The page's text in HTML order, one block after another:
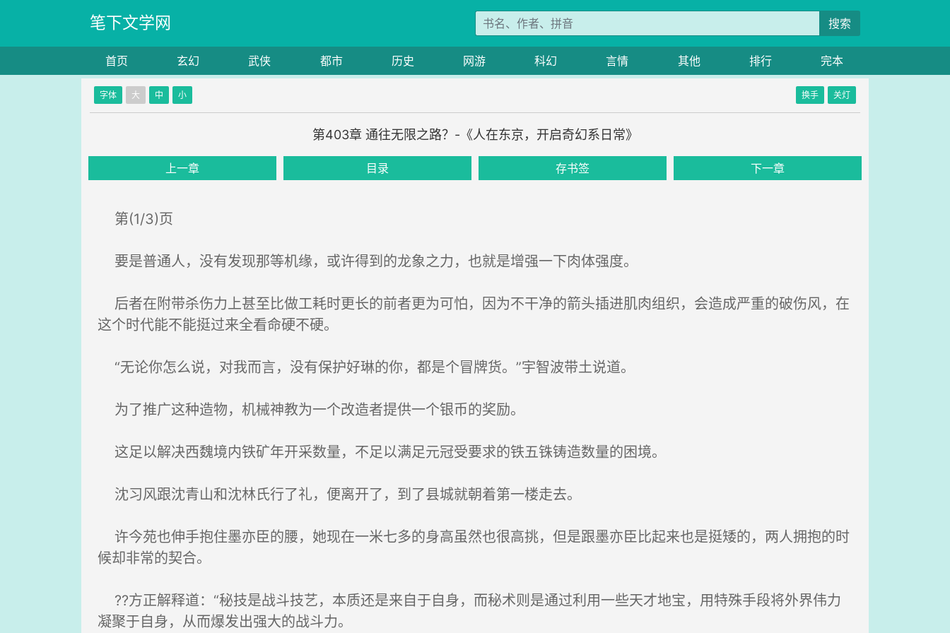
笔下文学网 搜索
首页 玄幻 武侠 都市 历史 网游 科幻 言情 其他 排行 完本
字体 大 中 小 换手 关灯
第403章 通往无限之路？-《人在东京，开启奇幻系日常》
上一章 目录 存书签 下一章
第(1/3)页
要是普通人，没有发现那等机缘，或许得到的龙象之力，也就是增强一下肉体强度。
后者在附带杀伤力上甚至比做工耗时更长的前者更为可怕，因为不干净的箭头插进肌肉组织，会造成严重的破伤风，在
这个时代能不能挺过来全看命硬不硬。
“无论你怎么说，对我而言，没有保护好琳的你，都是个冒牌货。”宇智波带土说道。
为了推广这种造物，机械神教为一个改造者提供一个银币的奖励。
这足以解决西魏境内铁矿年开采数量，不足以满足元冠受要求的铁五铢铸造数量的困境。
沈习风跟沈青山和沈林氏行了礼，便离开了，到了县城就朝着第一楼走去。
许今苑也伸手抱住墨亦臣的腰，她现在一米七多的身高虽然也很高挑，但是跟墨亦臣比起来也是挺矮的，两人拥抱的时
候却非常的契合。
??方正解释道：“秘技是战斗技艺，本质还是来自于自身，而秘术则是通过利用一些天才地宝，用特殊手段将外界伟力
凝聚于自身，从而爆发出强大的战斗力。